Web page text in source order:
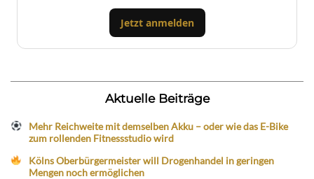
Jetzt anmelden
Aktuelle Beiträge
Mehr Reichweite mit demselben Akku – oder wie das E-Bike
zum rollenden Fitnessstudio wird
Kölns Oberbürgermeister will Drogenhandel in geringen
Mengen noch ermöglichen